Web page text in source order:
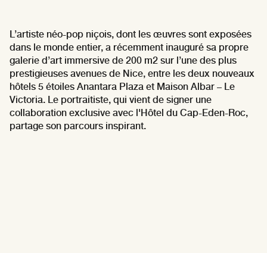
L’artiste néo-pop niçois, dont les œuvres sont exposées
dans le monde entier, a récemment inauguré sa propre
galerie d’art immersive de 200 m2 sur l’une des plus
prestigieuses avenues de Nice, entre les deux nouveaux
hôtels 5 étoiles Anantara Plaza et Maison Albar – Le
Victoria. Le portraitiste, qui vient de signer une
collaboration exclusive avec l'Hôtel du Cap-Eden-Roc,
partage son parcours inspirant.